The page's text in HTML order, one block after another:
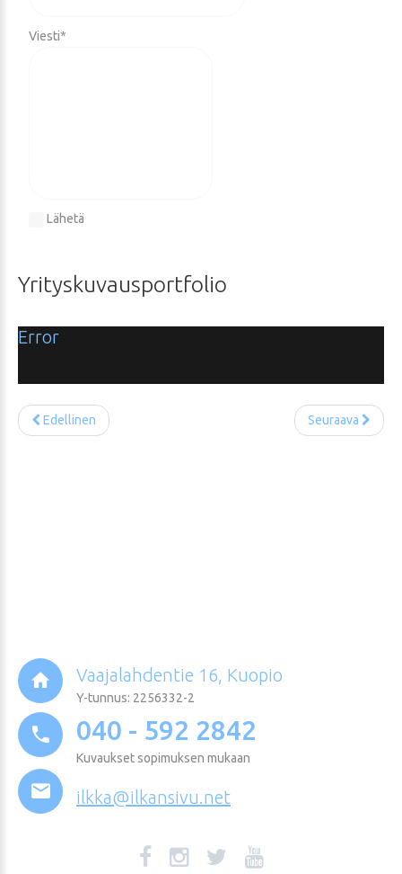
Viesti*
Lähetä
Yrityskuvausportfolio
Error
Edellinen Seuraava
Vaajalahdentie 16, Kuopio
Y-tunnus: 2256332-2
040 - 592 2842
Kuvaukset sopimuksen mukaan
ilkka@ilkansivu.net